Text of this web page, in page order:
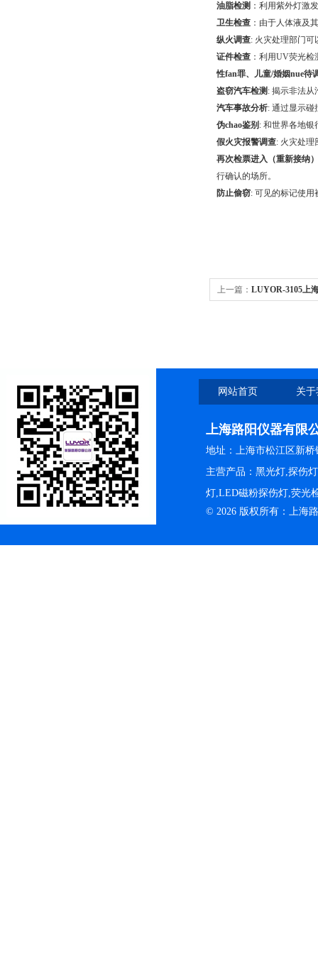
油脂检测 ：利用紫外灯激
卫生检查 ：由于人体液及
纵火调查: 火灾处理部门
证件检查 ：利用UV荧光
性fan罪、儿童/婚姻nue待
盗窃汽车检测 : 揭示非法从
汽车事故分析: 通过显示碰
伪chao鉴别 : 和世界各地
假火灾报警调查: 火灾处理
再次检票进入（重新接纳
行确认的场所。
防止偷窃: 可见的标记使
上一篇： LUYOR-3105上
网站首页 关
上海路阳仪器有限
地址：上海市松江区新桥
主营产品：黑光灯,探伤
灯,LED磁粉探伤灯,荧光
© 2026 版权所有：上海